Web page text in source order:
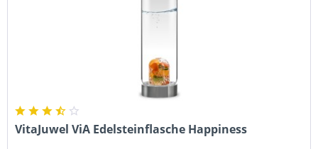
VitaJuwel ViA Edelsteinflasche Happiness